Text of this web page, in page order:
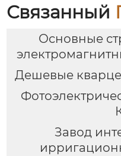
Связанный
Основные
Дешевые
Завод